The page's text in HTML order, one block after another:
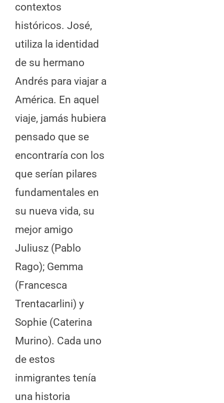
contextos
históricos. José,
utiliza la identidad
de su hermano
Andrés para viajar a
América. En aquel
viaje, jamás hubiera
pensado que se
encontraría con los
que serían pilares
fundamentales en
su nueva vida, su
mejor amigo
Juliusz (Pablo
Rago); Gemma
(Francesca
Trentacarlini) y
Sophie (Caterina
Murino). Cada uno
de estos
inmigrantes tenía
una historia